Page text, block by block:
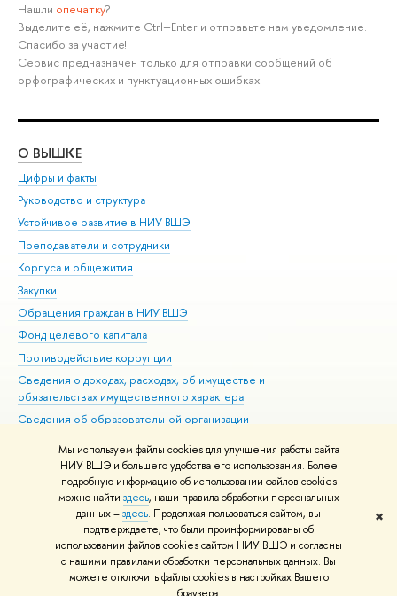
Мы используем файлы cookies для улучшения работы сайта
НИУ ВШЭ и большего удобства его использования. Более
подробную информацию об использовании файлов cookies
можно найти здесь, наши правила обработки персональных
данных –здесь. Продолжая пользоваться сайтом, вы
подтверждаете, что были проинформированы об
использовании файлов cookies сайтом НИУ ВШЭ и согласны
с нашими правилами обработки персональных данных. Вы
можете отключить файлы cookies в настройках Вашего
✖
Нашли опечатку?
Выделите её, нажмите Ctrl+Enter и отправьте нам уведомление.
Спасибо за участие!
Сервис предназначен только для отправки сообщений об
орфографических и пунктуационных ошибках.
О ВЫШКЕ
Цифры и факты
Руководство и структура
Устойчивое развитие в НИУ ВШЭ
Преподаватели и сотрудники
Корпуса и общежития
Закупки
Обращения граждан в НИУ ВШЭ
Фонд целевого капитала
Противодействие коррупции
Сведения о доходах, расходах, об имуществе и
обязательствах имущественного характера
Сведения об образовательной организации
Людям с ограниченными возможностями здоровья
Единая платежная страница
Работа в Вышке
© НИУ ВШЭ 1993–2026 Адреса и контакты Условия использования
материалов Политика конфиденциальности Карта сайта
Шрифты HSE Sans и HSE Slab разработаны вШколе дизайна НИУ ВШЭ